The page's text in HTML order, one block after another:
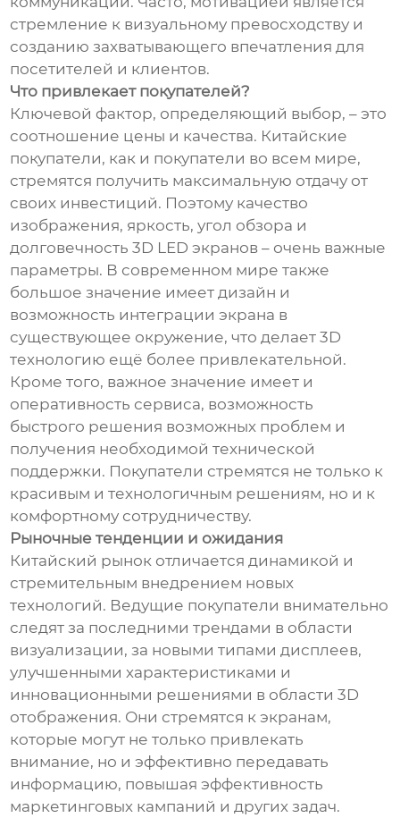
стремление к визуальному превосходству и
созданию захватывающего впечатления для
посетителей и клиентов.
Что привлекает покупателей?
Ключевой фактор, определяющий выбор, – это
соотношение цены и качества. Китайские
покупатели, как и покупатели во всем мире,
стремятся получить максимальную отдачу от
своих инвестиций. Поэтому качество
изображения, яркость, угол обзора и
долговечность 3D LED экранов – очень важные
параметры. В современном мире также
большое значение имеет дизайн и
возможность интеграции экрана в
существующее окружение, что делает 3D
технологию ещё более привлекательной.
Кроме того, важное значение имеет и
оперативность сервиса, возможность
быстрого решения возможных проблем и
получения необходимой технической
поддержки. Покупатели стремятся не только к
красивым и технологичным решениям, но и к
комфортному сотрудничеству.
Рыночные тенденции и ожидания
Китайский рынок отличается динамикой и
стремительным внедрением новых
технологий. Ведущие покупатели внимательно
следят за последними трендами в области
визуализации, за новыми типами дисплеев,
улучшенными характеристиками и
инновационными решениями в области 3D
отображения. Они стремятся к экранам,
которые могут не только привлекать
внимание, но и эффективно передавать
информацию, повышая эффективность
маркетинговых кампаний и других задач.